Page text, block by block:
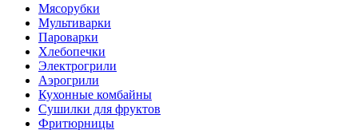
Мясорубки
Мультиварки
Пароварки
Хлебопечки
Электрогрили
Аэрогрили
Кухонные комбайны
Сушилки для фруктов
Фритюрницы